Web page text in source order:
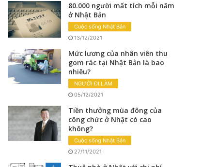
80.000 người mất tích mỗi năm
ở Nhật Bản
Cuộc sống Nhật Bản
13/12/2021
Mức lương của nhân viên thu
gom rác tại Nhật Bản là bao
nhiêu?
NGƯỜI ĐI LÀM
05/12/2021
Tiền thưởng mùa đông của
công chức ở Nhật có cao
không?
Cuộc sống Nhật Bản
27/11/2021